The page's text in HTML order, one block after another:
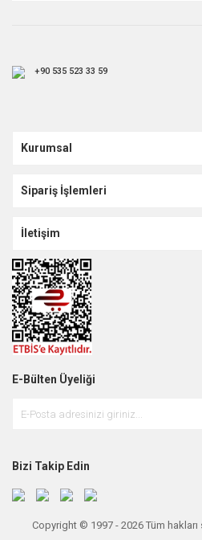
+90 535 523 33 59
Kurumsal
Sipariş İşlemleri
İletişim
E-Bülten Üyeliği
Bizi Takip Edin
Copyright © 1997 - 2026 Tüm